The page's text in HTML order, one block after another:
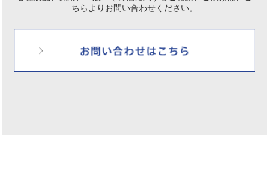
ちらよりお問い合わせください。